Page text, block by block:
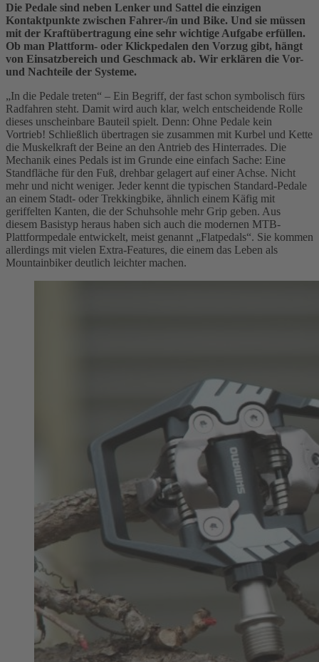
Die Pedale sind neben Lenker und Sattel die einzigen
Kontaktpunkte zwischen Fahrer-/in und Bike. Und sie müssen
mit der Kraftübertragung eine sehr wichtige Aufgabe erfüllen.
Ob man Plattform- oder Klickpedalen den Vorzug gibt, hängt
von Einsatzbereich und Geschmack ab. Wir erklären die Vor-
und Nachteile der Systeme.
„In die Pedale treten“ – Ein Begriff, der fast schon symbolisch fürs
Radfahren steht. Damit wird auch klar, welch entscheidende Rolle
dieses unscheinbare Bauteil spielt. Denn: Ohne Pedale kein
Vortrieb! Schließlich übertragen sie zusammen mit Kurbel und Kette
die Muskelkraft der Beine an den Antrieb des Hinterrades. Die
Mechanik eines Pedals ist im Grunde eine einfach Sache: Eine
Standfläche für den Fuß, drehbar gelagert auf einer Achse. Nicht
mehr und nicht weniger. Jeder kennt die typischen Standard-Pedale
an einem Stadt- oder Trekkingbike, ähnlich einem Käfig mit
geriffelten Kanten, die der Schuhsohle mehr Grip geben. Aus
diesem Basistyp heraus haben sich auch die modernen MTB-
Plattformpedale entwickelt, meist genannt „Flatpedals“. Sie kommen
allerdings mit vielen Extra-Features, die einem das Leben als
Mountainbiker deutlich leichter machen.